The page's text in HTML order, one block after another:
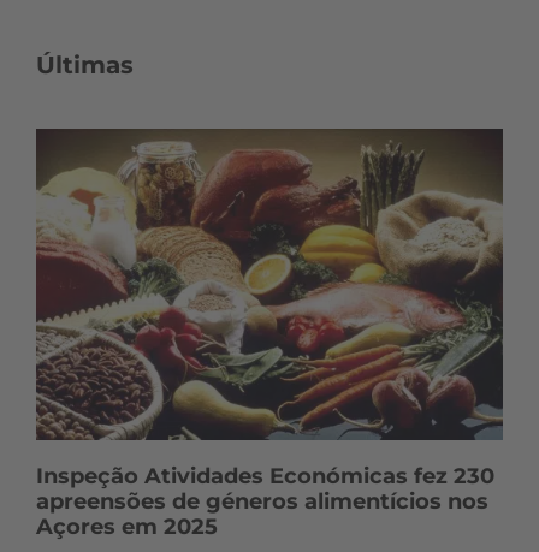
Últimas
Inspeção Atividades Económicas fez 230
apreensões de géneros alimentícios nos
Açores em 2025